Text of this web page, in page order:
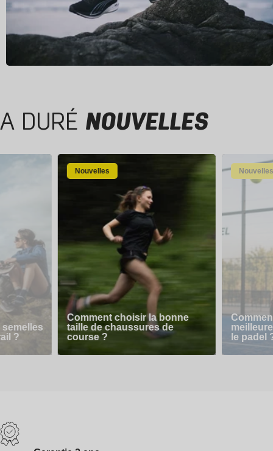
A DURÉ NOUVELLES
?
Nouvelles
Comment choisir la bonne
taille de chaussures de
course ?
Nouvelles
le padel